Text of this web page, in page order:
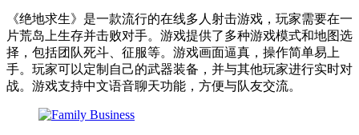
《绝地求生》是一款流行的在线多人射击游戏，玩家需要在一
片荒岛上生存并击败对手。游戏提供了多种游戏模式和地图选
择，包括团队死斗、征服等。游戏画面逼真，操作简单易上
手。玩家可以定制自己的武器装备，并与其他玩家进行实时对
战。游戏支持中文语音聊天功能，方便与队友交流。